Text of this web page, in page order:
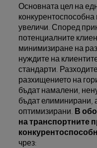
Основната цел на
увеличи. Според
потенциалните
минимизиране на
нуждите на
стандарти.
разхищението на
бъдат намалени,
бъдат елиминирани,
оптимизирани. В
на транспортните
чрез: